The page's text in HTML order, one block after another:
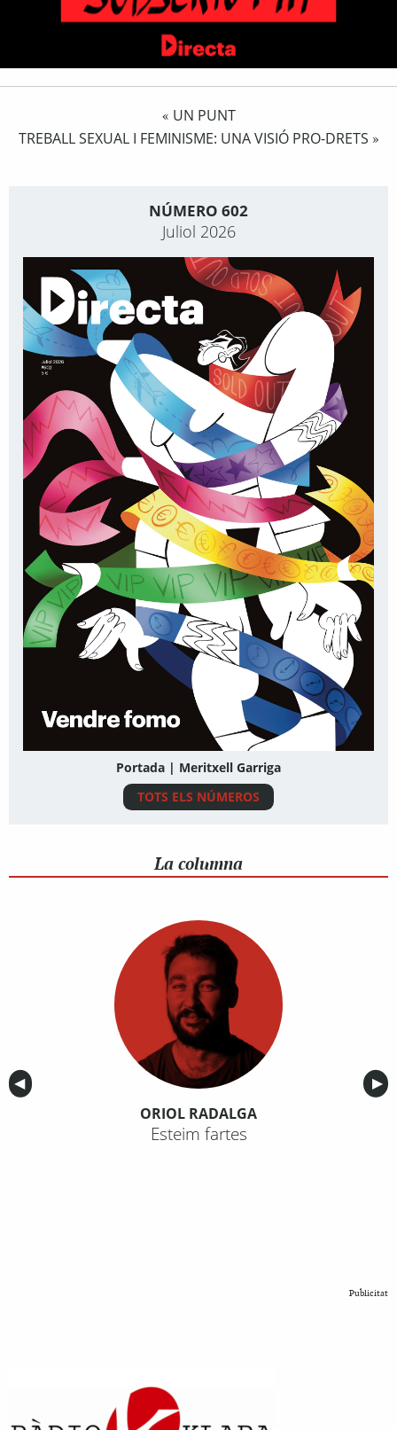
« UN PUNT
TREBALL SEXUAL I FEMINISME: UNA VISIÓ PRO-DRETS »
NÚMERO 602
Juliol 2026
Portada | Meritxell Garriga
TOTS ELS NÚMEROS
La columna
Anterior
◀︎ ▶︎
ORIOL RADALGA
Esteim fartes
Publicitat